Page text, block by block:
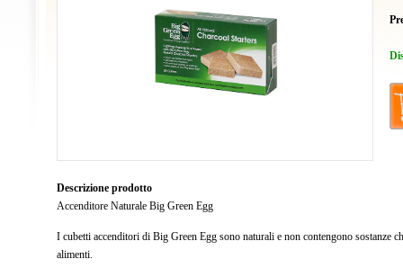
Descrizione prodotto
Accenditore Naturale Big Green Egg
I cubetti accenditori di Big Green Egg sono naturali e non contengono sostanze
alimenti.